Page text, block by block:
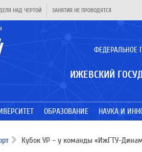
НАД ЧЕРТОЙ ЗАНЯТИЯ НЕ ПРОВОДЯТСЯ
ФЕДЕРАЛЬНОЕ
ИЖЕВСКИЙ
ОБРАЗОВАНИЕ НАУКА И
Кубок УР – у команды «ИжГТУ-